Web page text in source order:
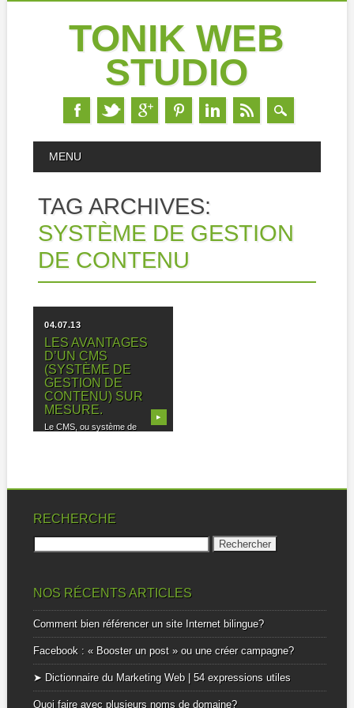
TONIK WEB
STUDIO
MAIN MENU
MENU
TAG ARCHIVES:
SYSTÈME DE GESTION
DE CONTENU
04.07.13
LES AVANTAGES
D’UN CMS
(SYSTÈME DE
GESTION DE
CONTENU) SUR
MESURE.
Le CMS, ou système de
▶
RECHERCHE
NOS RÉCENTS ARTICLES
Comment bien référencer un site Internet bilingue?
Facebook : « Booster un post » ou une créer campagne?
➤ Dictionnaire du Marketing Web | 54 expressions utiles
Quoi faire avec plusieurs noms de domaine?